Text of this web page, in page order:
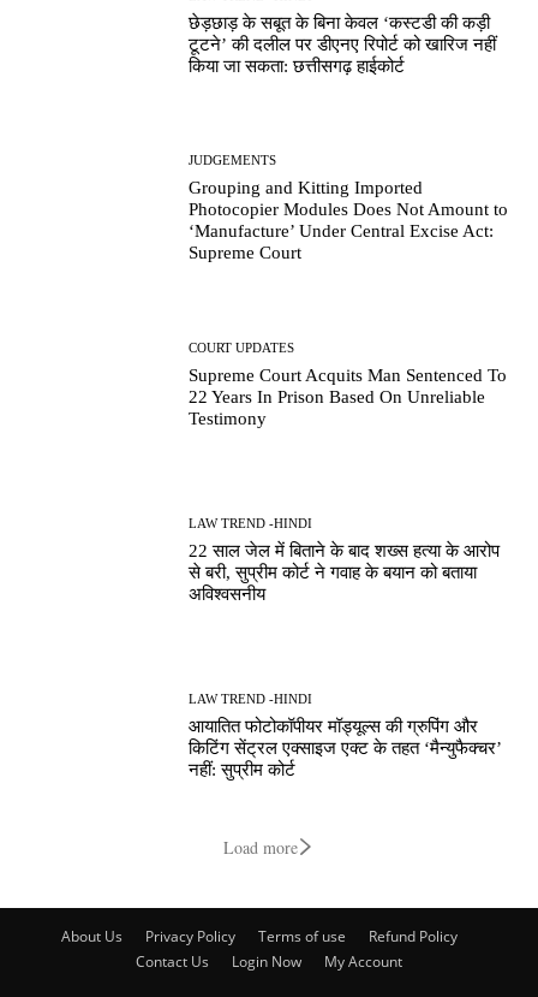
छेड़छाड़ के सबूत के बिना केवल ‘कस्टडी की कड़ी
टूटने’ की दलील पर डीएनए रिपोर्ट को खारिज नहीं
किया जा सकता: छत्तीसगढ़ हाईकोर्ट
JUDGEMENTS
Grouping and Kitting Imported
Photocopier Modules Does Not Amount to
‘Manufacture’ Under Central Excise Act:
Supreme Court
COURT UPDATES
Supreme Court Acquits Man Sentenced To
22 Years In Prison Based On Unreliable
Testimony
LAW TREND -HINDI
22 साल जेल में बिताने के बाद शख्स हत्या के आरोप
से बरी, सुप्रीम कोर्ट ने गवाह के बयान को बताया
अविश्वसनीय
LAW TREND -HINDI
आयातित फोटोकॉपीयर मॉड्यूल्स की ग्रुपिंग और
किटिंग सेंट्रल एक्साइज एक्ट के तहत ‘मैन्युफैक्चर’
नहीं: सुप्रीम कोर्ट
Load more
About Us Privacy Policy Terms of use
Refund Policy
Contact Us
Login Now My Account